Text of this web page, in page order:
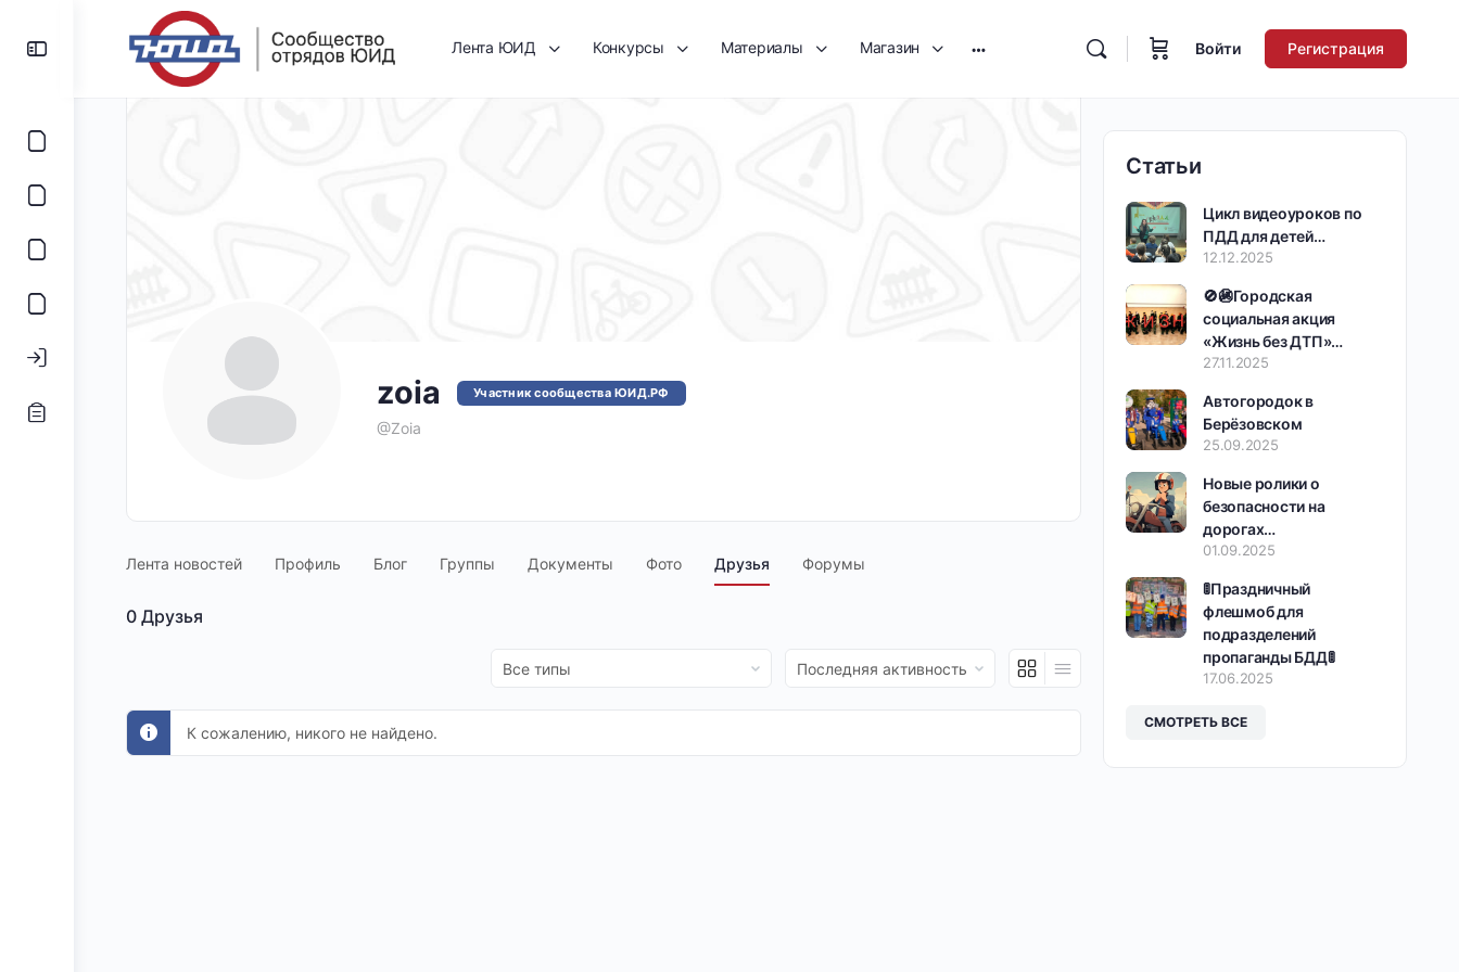
Лента ЮИД Конкурсы Материалы Магазин Войти Регистрация
zoia Участник сообщества ЮИД.РФ
@Zoia
Лента новостей Профиль Блог Группы Документы Фото Друзья Форумы
0 Друзья
Показать:
Показать:
К сожалению, никого не найдено.
Статьи
Цикл видеоуроков по
ПДД для детей…
12.12.2025
🚫🚳Городская
социальная акция
«Жизнь без ДТП»…
27.11.2025
Автогородок в
Берёзовском
25.09.2025
Новые ролики о
безопасности на
дорогах…
01.09.2025
🚦Праздничный
флешмоб для
подразделений
пропаганды БДД🚦
17.06.2025
СМОТРЕТЬ ВСЕ